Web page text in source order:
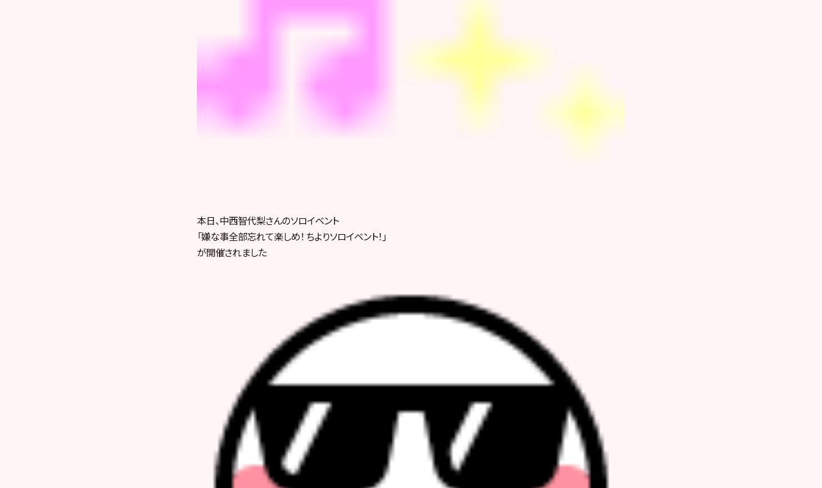
本日、中西智代梨さんのソロイベント
「嫌な事全部忘れて楽しめ！ ちよりソロイベント！」
が開催されました